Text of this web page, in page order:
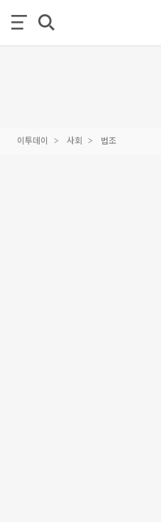
이투데이 사회 법조